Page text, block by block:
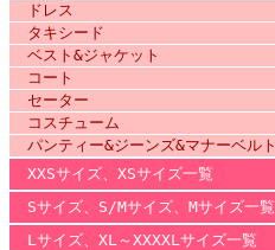
ドレス
タキシード
ベスト&ジャケット
コート
セーター
コスチューム
パンティー&ジーンズ&マナーベルト
XXSサイズ、XSサイズ一覧
Sサイズ、S/Mサイズ、Mサイズ一覧
Lサイズ、XL～XXXXLサイズ一覧